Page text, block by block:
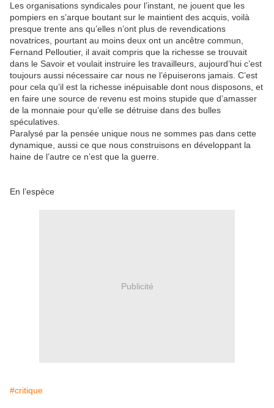
Les organisations syndicales pour l’instant, ne jouent que les
pompiers en s’arque boutant sur le maintient des acquis, voilà
presque trente ans qu’elles n’ont plus de revendications
novatrices, pourtant au moins deux ont un ancêtre commun,
Fernand Pelloutier, il avait compris que la richesse se trouvait
dans le Savoir et voulait instruire les travailleurs, aujourd’hui c’est
toujours aussi nécessaire car nous ne l’épuiserons jamais. C’est
pour cela qu’il est la richesse inépuisable dont nous disposons, et
en faire une source de revenu est moins stupide que d’amasser
de la monnaie pour qu’elle se détruise dans des bulles
spéculatives.
Paralysé par la pensée unique nous ne sommes pas dans cette
dynamique, aussi ce que nous construisons en développant la
haine de l’autre ce n’est que la guerre.
En l’espèce
Publicité
#critique